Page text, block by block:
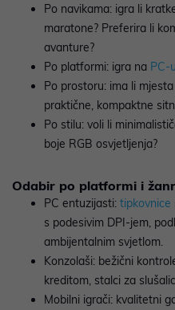
Po navikama: igra li
maratone? Preferira li
avanture?
Po platformi: igra na
Po prostoru: ima li
praktične, kompaktne
Po stilu: voli li
boje RGB osvjetljenja?
Odabir po platformi i
PC entuzijasti: tipkovnice
s podesivim DPI‑jem,
ambijentalnim svjetlom.
Konzolaši: bežični
kreditom, stalci za
Mobilni igrači: kvalitetni